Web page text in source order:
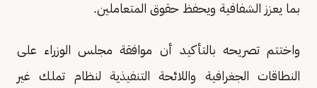
بما يعزز الشفافية ويحفظ حقوق المتعاملين.
واختتم تصريحه بالتأكيد أن موافقة مجلس الوزراء على
النطاقات الجغرافية واللائحة التنفيذية لنظام تملك غير